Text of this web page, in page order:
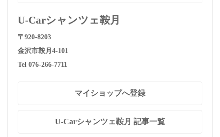
U-Carシャンツェ鞍月
〒920-8203
金沢市鞍月4-101
Tel 076-266-7711
マイショップへ登録
U-Carシャンツェ鞍月 記事一覧